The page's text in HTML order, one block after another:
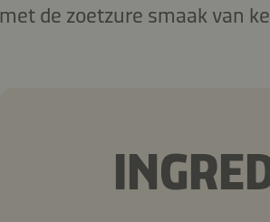
met de zoetzure smaak van